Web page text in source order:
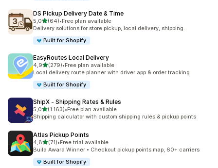
DS Pickup Delivery Date & Time
5,05 yıldız üzerinden
(64)
toplam 64 değerlendirme
•Free plan available
Delivery solutions for store pickup, local delivery, shipping.
Built for Shopify
EasyRoutes Local Delivery
4,95 yıldız üzerinden
(279)
toplam 279 değerlendirme
•Free plan available
Local delivery route planner with driver app & order tracking
Built for Shopify
ShipX ‑ Shipping Rates & Rules
5,05 yıldız üzerinden
(1.163)
toplam 1163 değerlendirme
•Free plan available
Shipping calculator with custom shipping rules & pickup points
Atlas Pickup Points
4,85 yıldız üzerinden
(71)
toplam 71 değerlendirme
•Free trial available
Build Award Winner • Checkout pickup points map, 60+ carriers
Built for Shopify